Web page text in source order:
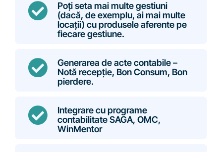
Poți seta mai multe gestiuni
(dacă, de exemplu, ai mai multe
locații) cu produsele aferente pe
fiecare gestiune.
Generarea de acte contabile –
Notă recepție, Bon Consum, Bon
pierdere.
Integrare cu programe
contabilitate SAGA, OMC,
WinMentor